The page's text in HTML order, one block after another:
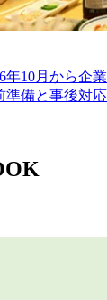
年10月から企
準備と事後対応